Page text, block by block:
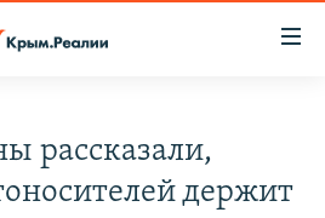
рассказали,
держит